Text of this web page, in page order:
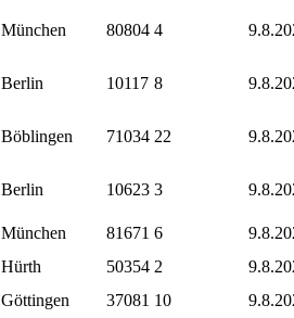
München 80804 4
Berlin 10117 8
Böblingen 71034 22
Berlin 10623 3
München 81671 6
Hürth 50354 2
Göttingen 37081 10